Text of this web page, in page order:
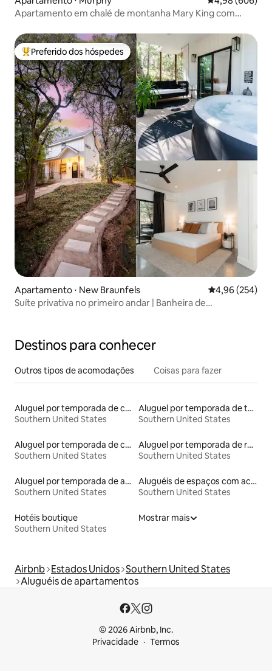
Apartamento em chalé de montanha Mary King com
Entre os melhores preferidos dos hóspedes
Preferido dos hóspedes
Apartamento ⋅ New Braunfels 4,96 de uma
4,96 (254)
Suíte privativa no primeiro andar | Banheira de
Destinos para conhecer
Outros tipos de acomodações Coisas para fazer
Aluguel por temporada de casas de veraneio
Southern United States
Aluguel por temporada de torres
Southern United States
Aluguel por temporada de casas na árvore
Southern United States
Aluguel por temporada de ranchos
Southern United States
Aluguel por temporada de apart-hotéis
Southern United States
Aluguéis de espaços com acesso direto a pistas de esqui
Southern United States
Hotéis boutique
Southern United States
Mostrar mais
Airbnb Estados Unidos Southern United States
Aluguéis de apartamentos
© 2026 Airbnb, Inc.
Privacidade
Termos